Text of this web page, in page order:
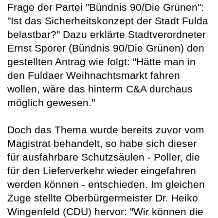
Frage der Partei "Bündnis 90/Die Grünen":
"Ist das Sicherheitskonzept der Stadt Fulda
belastbar?" Dazu erklärte Stadtverordneter
Ernst Sporer (Bündnis 90/Die Grünen) den
gestellten Antrag wie folgt: "Hätte man in
den Fuldaer Weihnachtsmarkt fahren
wollen, wäre das hinterm C&A durchaus
möglich gewesen."
Doch das Thema wurde bereits zuvor vom
Magistrat behandelt, so habe sich dieser
für ausfahrbare Schutzsäulen - Poller, die
für den Lieferverkehr wieder eingefahren
werden können - entschieden. Im gleichen
Zuge stellte Oberbürgermeister Dr. Heiko
Wingenfeld (CDU) hervor: "Wir können die